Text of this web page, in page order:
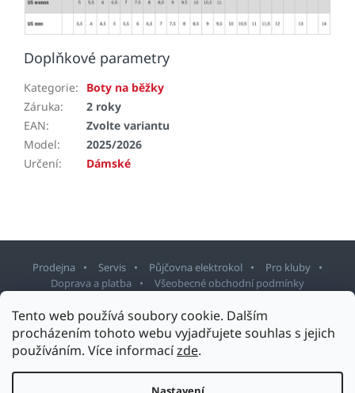
Tento web používá soubory cookie. Dalším
procházením tohoto webu vyjadřujete souhlas s jejich
používáním. Více informacízde.
Doplňkové parametry
Kategorie:
Boty na běžky
Záruka:
2 roky
EAN:
Zvolte variantu
Model:
2025/2026
Určení: Dámské
Prodejna Servis Půjčovna elektrokol
Pro kluby
Doprava a platba
Všeobecné obchodní podmínky
Upravit nastavení cookies